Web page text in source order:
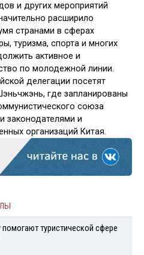
и других мероприятий
расширило
странами в сферах
туризма, спорта и многих
активное и
по молодежной линии.
делегации посетят
где запланированы
союза
и
организаций Китая.
туристической сфере